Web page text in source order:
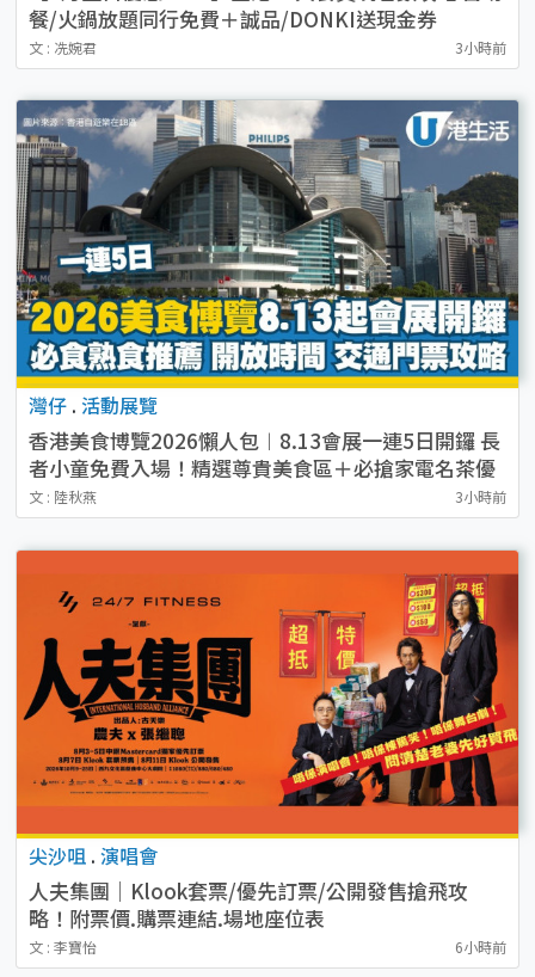
餐/火鍋放題同行免費＋誠品/DONKI送現金券
文 : 冼婉君 3小時前
灣仔 . 活動展覽
香港美食博覽2026懶人包︱8.13會展一連5日開鑼 長
者小童免費入場！精選尊貴美食區＋必搶家電名茶優
惠
文 : 陸秋燕 3小時前
尖沙咀 . 演唱會
人夫集團｜Klook套票/優先訂票/公開發售搶飛攻
略！附票價.購票連結.場地座位表
文 : 李寶怡 6小時前